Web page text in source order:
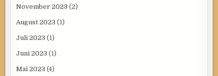
November 2023 (2)
August 2023 (1)
Juli 2023 (1)
Juni 2023 (1)
Mai 2023 (4)